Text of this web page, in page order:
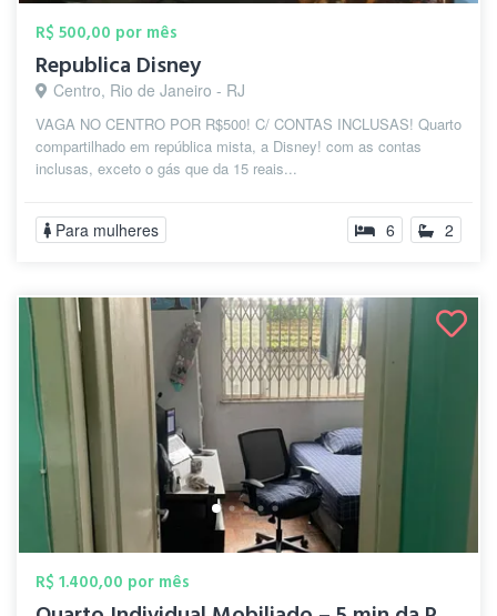
R$ 500,00 por mês
Republica Disney
Centro, Rio de Janeiro - RJ
VAGA NO CENTRO POR R$500! C/ CONTAS INCLUSAS! Quarto
compartilhado em república mista, a Disney! com as contas
inclusas, exceto o gás que da 15 reais...
Para mulheres 6 2
R$ 1.400,00 por mês